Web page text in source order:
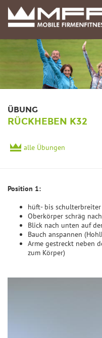
ÜBUNG
RÜCKHEBEN K32
alle Übungen
Position 1:
hüft- bis
Oberkörper schräg
Blick nach unten auf
Bauch anspannen
Arme gestreckt neben
zum Körper)